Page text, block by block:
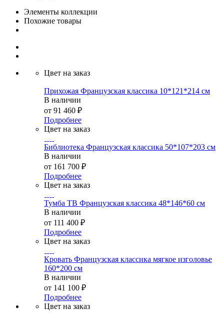
Элементы коллекции
Похожие товары
Цвет на заказ
Прихожая Французская классика 10*121*214 см
В наличии
от 91 460 ₽
Подробнее
Цвет на заказ
Библиотека Французская классика 50*107*203 см
В наличии
от 161 700 ₽
Подробнее
Цвет на заказ
Тумба ТВ Французская классика 48*146*60 см
В наличии
от 111 400 ₽
Подробнее
Цвет на заказ
Кровать Французская классика мягкое изголовье
160*200 см
В наличии
от 141 100 ₽
Подробнее
Цвет на заказ